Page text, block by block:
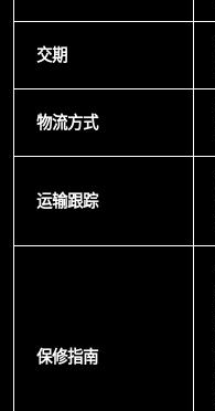
交期
物流方式
运输跟踪
保修指南